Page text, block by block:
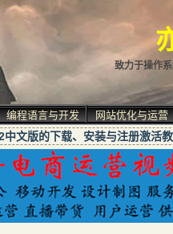
致力于操作
编程语言与开发 网站优化与运营
文版的下载、安装与注册激活